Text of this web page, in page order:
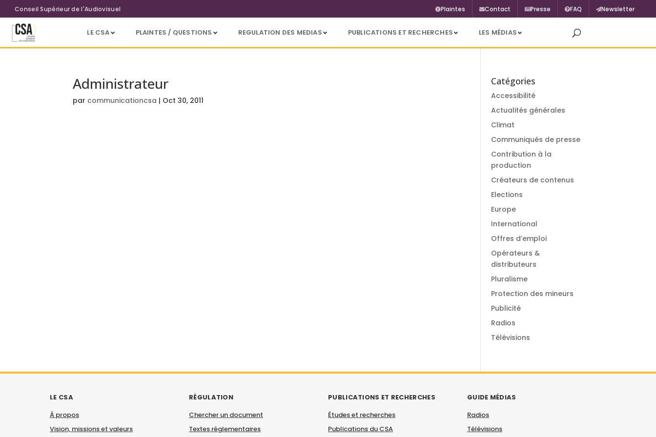
Aller au contenu principal
Conseil Supérieur de l'Audiovisuel Plaintes Contact Presse FAQ Newsletter
LE CSA PLAINTES / QUESTIONS REGULATION DES MEDIAS PUBLICATIONS ET RECHERCHES LES MÉDIAS
Administrateur
par communicationcsa | Oct 30, 2011
Catégories
Accessibilité
Actualités générales
Climat
Communiqués de presse
Contribution à la
production
Créateurs de contenus
Elections
Europe
International
Offres d’emploi
Opérateurs &
distributeurs
Pluralisme
Protection des mineurs
Publicité
Radios
Télévisions
LE CSA
À propos
Vision, missions et valeurs
RÉGULATION
Chercher un document
Textes réglementaires
PUBLICATIONS ET RECHERCHES
Études et recherches
Publications du CSA
GUIDE MÉDIAS
Radios
Télévisions